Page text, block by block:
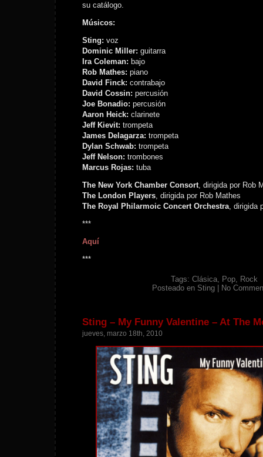
su catálogo.
Músicos:
Sting: voz
Dominic Miller: guitarra
Ira Coleman: bajo
Rob Mathes: piano
David Finck: contrabajo
David Cossin: percusión
Joe Bonadio: percusión
Aaron Heick: clarinete
Jeff Kievit: trompeta
James Delagarza: trompeta
Dylan Schwab: trompeta
Jeff Nelson: trombones
Marcus Rojas: tuba
The New York Chamber Consort, dirigida por Rob
The London Players, dirigida por Rob Mathes
The Royal Philarmoic Concert Orchestra, dirigida
***
Aquí
***
Tags: Clásica, Pop, Rock
Posteado en Sting No
Sting – My Funny Valentine – At The
jueves, marzo 18th, 2010